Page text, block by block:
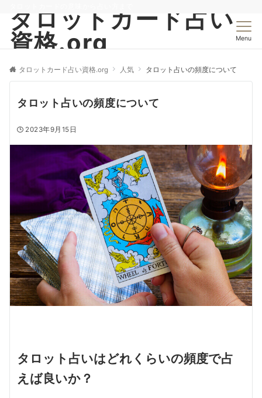
タロットカード占い
資格.org
Menu
タロットカード占い資格.org 人気 タロット占いの頻度について
タロット占いの頻度について
2023年9月15日
タロット占いはどれくらいの頻度で占
えば良いか？